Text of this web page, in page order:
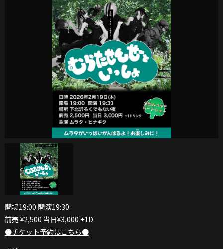
開場19:00 開演19:30
前売 ¥2,500 当日¥3,000 +1D
●チケット予約はこちら●